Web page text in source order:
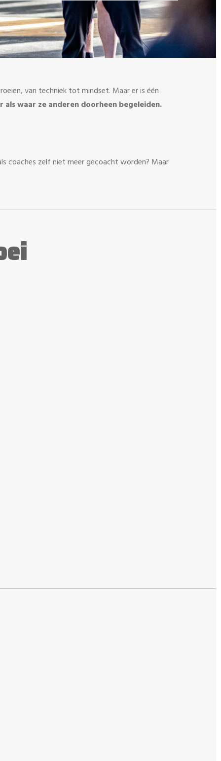
van techniek tot mindset. Maar er is één
waar ze anderen doorheen begeleiden.
coaches zelf niet meer gecoacht worden? Maar